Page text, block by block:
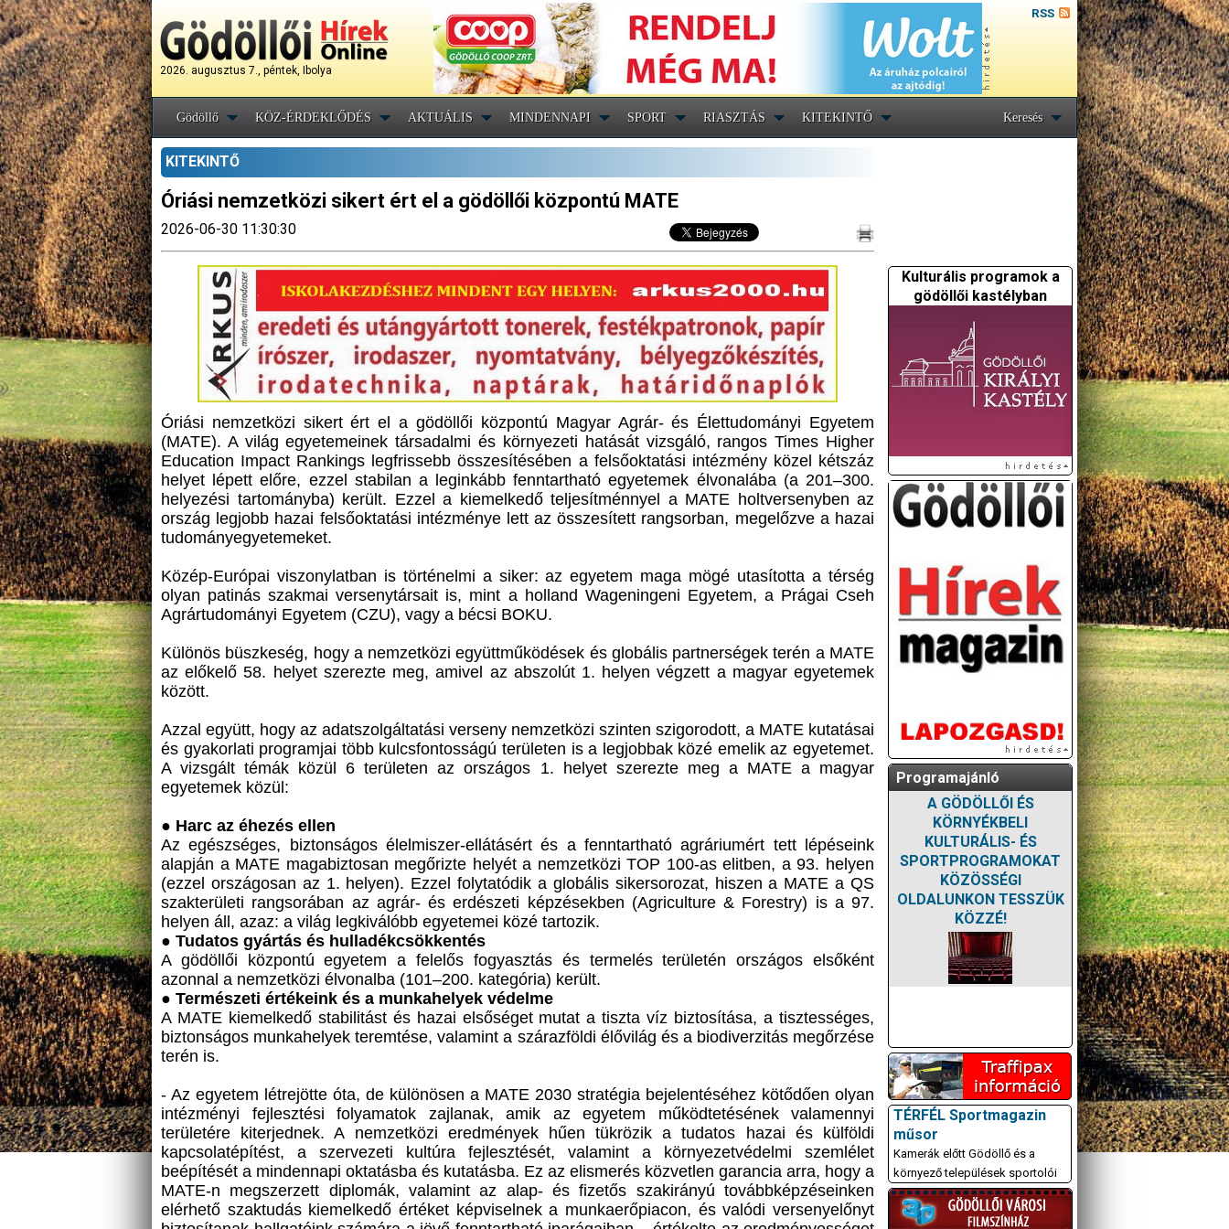
2026. augusztus 7., péntek, Ibolya
RSS
Gödöllő KÖZ-ÉRDEKLŐDÉS AKTUÁLIS MINDENNAPI SPORT RIASZTÁS KITEKINTŐ Keresés
KITEKINTŐ
Óriási nemzetközi sikert ért el a gödöllői központú MATE
2026-06-30 11:30:30
Óriási nemzetközi sikert ért el a gödöllői központú Magyar Agrár- és Élettudományi Egyetem
(MATE). A világ egyetemeinek társadalmi és környezeti hatását vizsgáló, rangos Times Higher
Education Impact Rankings legfrissebb összesítésében a felsőoktatási intézmény közel kétszáz
helyet lépett előre, ezzel stabilan a leginkább fenntartható egyetemek élvonalába (a 201–300.
helyezési tartományba) került. Ezzel a kiemelkedő teljesítménnyel a MATE holtversenyben az
ország legjobb hazai felsőoktatási intézménye lett az összesített rangsorban, megelőzve a hazai
tudományegyetemeket.
Közép-Európai viszonylatban is történelmi a siker: az egyetem maga mögé utasította a térség
olyan patinás szakmai versenytársait is, mint a holland Wageningeni Egyetem, a Prágai Cseh
Agrártudományi Egyetem (CZU), vagy a bécsi BOKU.
Különös büszkeség, hogy a nemzetközi együttműködések és globális partnerségek terén a MATE
az előkelő 58. helyet szerezte meg, amivel az abszolút 1. helyen végzett a magyar egyetemek
között.
Azzal együtt, hogy az adatszolgáltatási verseny nemzetközi szinten szigorodott, a MATE kutatásai
és gyakorlati programjai több kulcsfontosságú területen is a legjobbak közé emelik az egyetemet.
A vizsgált témák közül 6 területen az országos 1. helyet szerezte meg a MATE a magyar
egyetemek közül:
● Harc az éhezés ellen
Az egészséges, biztonságos élelmiszer-ellátásért és a fenntartható agráriumért tett lépéseink
alapján a MATE magabiztosan megőrizte helyét a nemzetközi TOP 100-as elitben, a 93. helyen
(ezzel országosan az 1. helyen). Ezzel folytatódik a globális sikersorozat, hiszen a MATE a QS
szakterületi rangsorában az agrár- és erdészeti képzésekben (Agriculture & Forestry) is a 97.
helyen áll, azaz: a világ legkiválóbb egyetemei közé tartozik.
● Tudatos gyártás és hulladékcsökkentés
A gödöllői központú egyetem a felelős fogyasztás és termelés területén országos elsőként
azonnal a nemzetközi élvonalba (101–200. kategória) került.
● Természeti értékeink és a munkahelyek védelme
A MATE kiemelkedő stabilitást és hazai elsőséget mutat a tiszta víz biztosítása, a tisztességes,
biztonságos munkahelyek teremtése, valamint a szárazföldi élővilág és a biodiverzitás megőrzése
terén is.
- Az egyetem létrejötte óta, de különösen a MATE 2030 stratégia bejelentéséhez kötődően olyan
intézményi fejlesztési folyamatok zajlanak, amik az egyetem működtetésének valamennyi
területére kiterjednek. A nemzetközi eredmények hűen tükrözik a tudatos hazai és külföldi
kapcsolatépítést, a szervezeti kultúra fejlesztését, valamint a környezetvédelmi szemlélet
beépítését a mindennapi oktatásba és kutatásba. Ez az elismerés közvetlen garancia arra, hogy a
MATE-n megszerzett diplomák, valamint az alap- és fizetős szakirányú továbbképzéseinken
elérhető szaktudás kiemelkedő értéket képviselnek a munkaerőpiacon, és valódi versenyelőnyt
Kulturális programok a
gödöllői kastélyban
Programajánló
A GÖDÖLLŐI ÉS
KÖRNYÉKBELI
KULTURÁLIS- ÉS
SPORTPROGRAMOKAT
KÖZÖSSÉGI
OLDALUNKON TESSZÜK
KÖZZÉ!
TÉRFÉL Sportmagazin
műsor
Kamerák előtt Gödöllő és a
környező települések sportolói